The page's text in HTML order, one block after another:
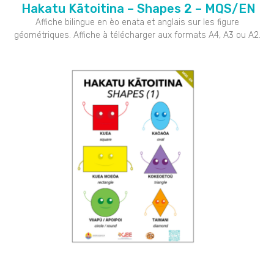
Hakatu Kātoitina – Shapes 2 – MQS/EN
Affiche bilingue en èo enata et anglais sur les figure
géométriques. Affiche à télécharger aux formats A4, A3 ou A2.